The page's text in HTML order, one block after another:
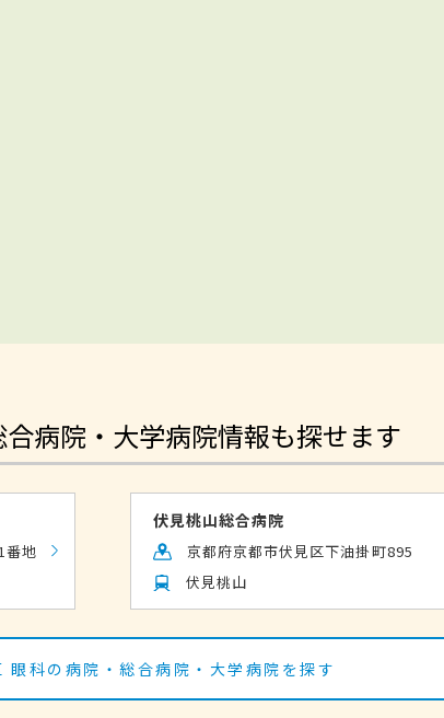
病院・大学病院情報も探せます
番地
伏見桃山総合病院
京都府京都市伏見区下油掛町895
伏見桃山
眼科の病院・総合病院・大学病院を探す